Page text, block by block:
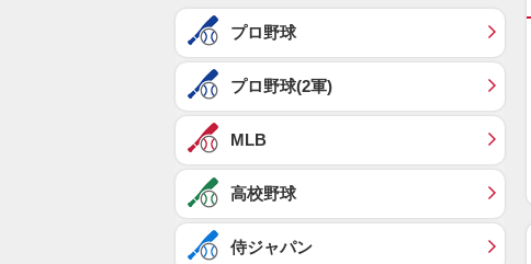
プロ野球
プロ野球(2軍)
MLB
高校野球
侍ジャパン